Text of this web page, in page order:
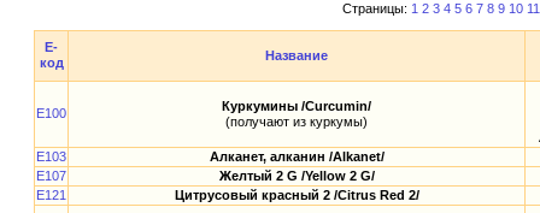
Страницы: 1 2 3 4 5 6 7 8 9 10 11
E-
код
Название
E100
Куркумины /Curcumin/
(получают из куркумы)
E103
Алканет, алканин /Alkanet/
E107
Желтый 2 G /Yellow 2 G/
E121
Цитрусовый красный 2 /Citrus Red 2/